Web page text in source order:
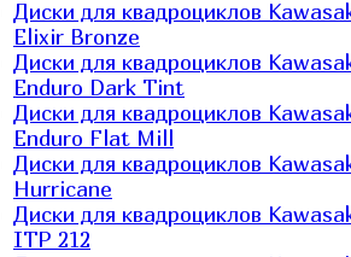
Диски для квадроциклов
Elixir Bronze
Диски для квадроциклов
Enduro Dark Tint
Диски для квадроциклов
Enduro Flat Mill
Диски для квадроциклов
Hurricane
Диски для квадроциклов
ITP 212